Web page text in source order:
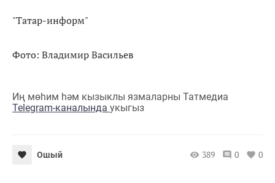
"Татар-информ"
Фото: Владимир Васильев
Иң мөһим һәм кызыклы язмаларны Татмедиа
Telegram-каналында укыгыз
Ошый 389 0 0